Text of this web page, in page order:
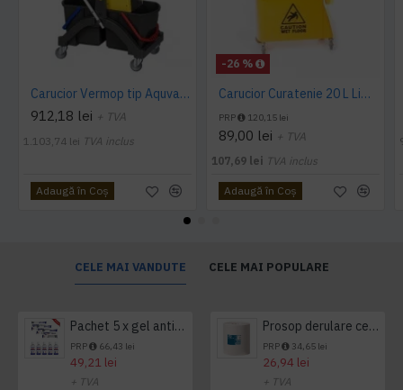
Carucior Vermop tip Aquva, 2*17L cu storcator
912,18 lei + TVA
1.103,74 lei TVA inclus
Adaugă în Coş
-26 %
Carucior Curatenie 20 L Limpio, 3.0 kg, 46x27x29cm
PRP 120,15 lei
89,00 lei + TVA
107,69 lei TVA inclus
Adaugă în Coş
CELE MAI VANDUTE CELE MAI POPULARE
Pachet 5 x gel antibacterian 50ml si 3 x Servetele antibacteriene 48 buc Hygienium
PRP 66,43 lei
49,21 lei
+ TVA
Prosop derulare centrala 1 pliu, 300 m Tork
PRP 34,65 lei
26,94 lei
+ TVA